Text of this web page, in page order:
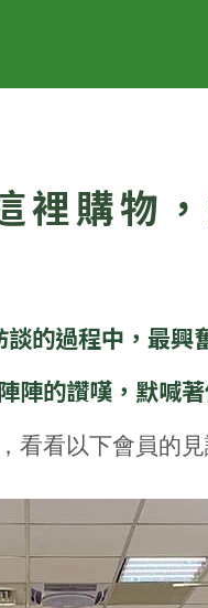
裡購物
的過程中，最興
的讚嘆，默喊
看看以下會員的